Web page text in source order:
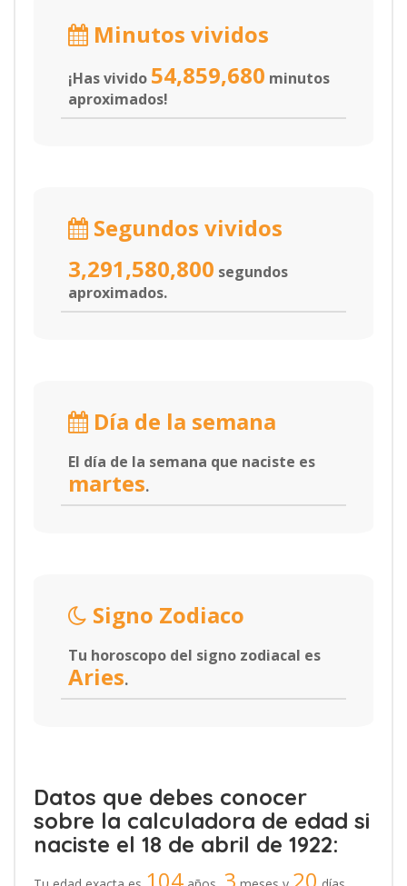
Minutos vividos
¡Has vivido 54,859,680 minutos
aproximados!
Segundos vividos
3,291,580,800 segundos
aproximados.
Día de la semana
El día de la semana que naciste es
martes.
Signo Zodiaco
Tu horoscopo del signo zodiacal es
Aries.
Datos que debes conocer
sobre la calculadora de edad si
naciste el 18 de abril de 1922: